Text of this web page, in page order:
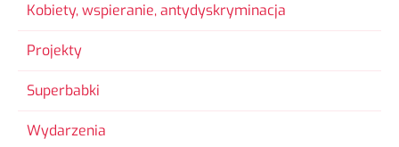
Kobiety, wspieranie, antydyskryminacja
Projekty
Superbabki
Wydarzenia